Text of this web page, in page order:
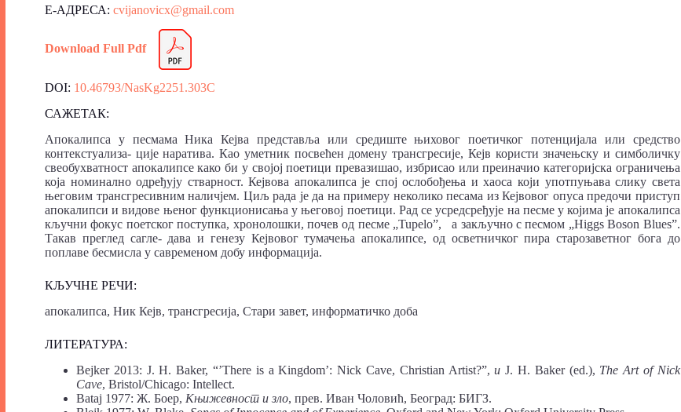
Е-АДРЕСА: cvijanovicx@gmail.com
Download Full Pdf
DOI: 10.46793/NasKg2251.303C
САЖЕТАК:
Апокалипса у песмама Ника Кејва представља или средиште њиховог поетичког потенцијала или средство
контекстуализа- ције наратива. Као уметник посвећен домену трансгресије, Кејв користи значењску и симболичку
свеобухватност апокалипсе како би у својој поетици превазишао, избрисао или преиначио категоријска ограничења
која номинално одређују стварност. Кејвова апокалипса је спој ослобођења и хаоса који употпуњава слику света
његовим трансгресивним наличјем. Циљ рада је да на примеру неколико песама из Кејвовог опуса предочи приступ
апокалипси и видове њеног функционисања у његовој поетици. Рад се усредсређује на песме у којима је апокалипса
кључни фокус поетског поступка, хронолошки, почев од песме „Tupelo”, а закључно с песмом „Higgs Boson Blues”.
Такав преглед сагле- дава и генезу Кејвовог тумачења апокалипсе, од осветничког пира старозаветног бога до
поплаве бесмисла у савременом добу информација.
КЉУЧНЕ РЕЧИ:
апокалипса, Ник Кејв, трансгресија, Стари завет, информатичко доба
ЛИТЕРАТУРА:
Bejker 2013: J. H. Baker, “’There is a Kingdom’: Nick Cave, Christian Artist?”,uJ. H. Baker (ed.), The Art of Nick
Cave, Bristol/Chicago: Intellect.
Bataj 1977: Ж. Боер, Књижевност и зло, прев. Иван Чоловић, Београд: БИГЗ.